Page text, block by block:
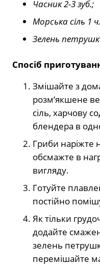
Часник 2-3 зуб.;
Морська сіль 1
Зелень
Спосіб
Змішайте з
розм’якшене
сіль, харчову
блендера в
Гриби наріжте
обсмажте в
вигляду.
Готуйте
постійно
Як тільки
додайте
зелень
перемішайте